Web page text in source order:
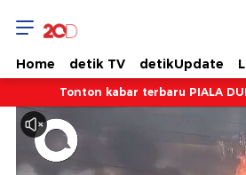
Home detik TV detikUpdate
Tonton kabar terbaru PIALA